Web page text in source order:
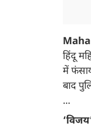
हिंदू
में
बाद
...